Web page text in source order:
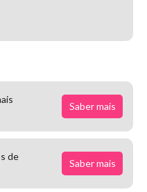
Saber mais
de
Saber mais